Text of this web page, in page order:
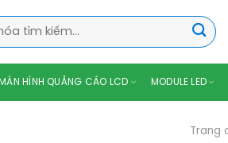
MÀN HÌNH QUẢNG CÁO LCD MODULE LED
Trang